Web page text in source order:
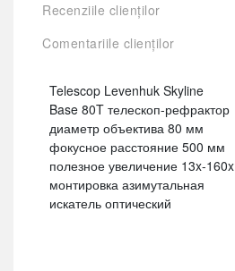
Recenziile clienților
Comentariile clienților
Telescop Levenhuk Skyline
Base 80T телескоп-рефрактор
диаметр объектива 80 мм
фокусное расстояние 500 мм
полезное увеличение 13x-160x
монтировка азимутальная
искатель оптический